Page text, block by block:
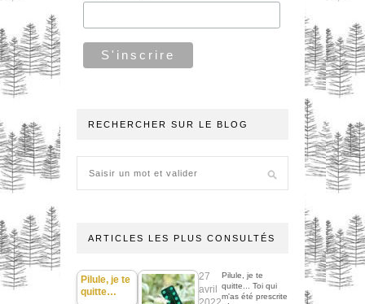
RECHERCHER SUR LE BLOG
ARTICLES LES PLUS CONSULTÉS
Pilule, je te
quitte…
27
avril
Pilule, je te
quitte... Toi qui
m'as été prescrite